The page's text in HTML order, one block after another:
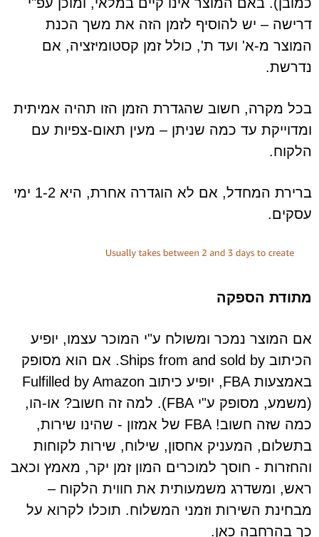
דרישה – יש להוסיף לזמן הזה את משך הכנת
המוצר מ-א' ועד ת', כולל זמן קסטומיזציה, אם
נדרשת.
בכל מקרה, חשוב שהגדרת הזמן הזו תהיה אמיתית
ומדוייקת עד כמה שניתן – מעין תאום-צפיות עם
הלקוח.
ברירת המחדל, אם לא הוגדרה אחרת, היא 1-2 ימי
עסקים.
מתודת הספקה
אם המוצר נמכר ומשולח ע"י המוכר עצמו, יופיע
הכיתוב Ships from and sold by. אם הוא מסופק
באמצעות FBA, יופיע כיתוב Fulfilled by Amazon
(משמע, מסופק ע"י FBA). למה זה חשוב? או-הו,
כמה שזה חשוב! FBA של אמזון - שהינו שירות,
בתשלום, המעניק אחסון, שילוח, שירות לקוחות
והחזרות - חוסך למוכרים המון זמן יקר, מאמץ וכאב
ראש, ומשדרג משמעותית את חווית הלקוח –
מבחינת השירות וזמני המשלוח. תוכלו לקרוא על
כך בהרחבה כאן.